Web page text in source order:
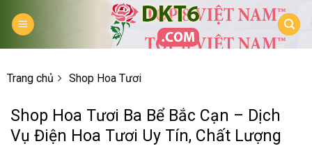
Trang chủ Shop Hoa Tươi
Shop Hoa Tươi Ba Bể Bắc Cạn – Dịch
Vụ Điện Hoa Tươi Uy Tín, Chất Lượng